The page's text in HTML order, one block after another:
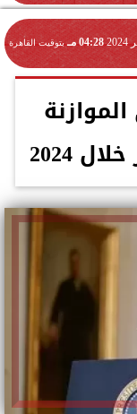
04:28 مـ بتوقيت القاهرة